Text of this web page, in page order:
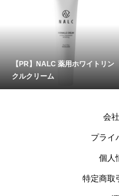
【PR】NALC 薬用ホワイトリン
クルクリーム
会
プライ
個人
特定商取